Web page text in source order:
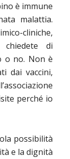
è immune
malattia.
cliniche,
di
o no. Non è
dai vaccini,
perché io
possibilità
e la dignità